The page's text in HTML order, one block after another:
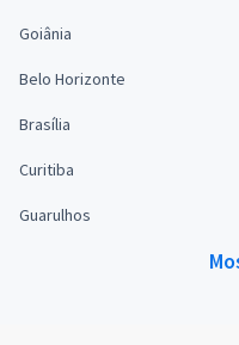
Goiânia
Belo Horizonte
Brasília
Curitiba
Guarulhos